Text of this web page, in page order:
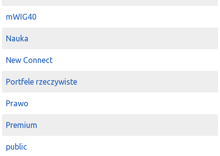
mWIG40
Nauka
New Connect
Portfele rzeczywiste
Prawo
Premium
public